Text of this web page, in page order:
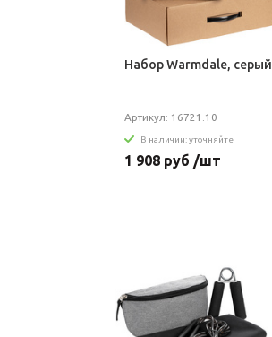
Набор Warmdale, серый
Артикул: 16721.10
В наличии: уточняйте
1 908 руб /шт